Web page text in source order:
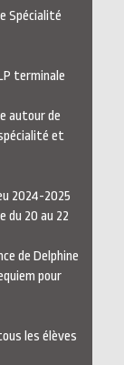
Spécialité
terminale
autour de
et
2024-2025
du 20 au 22
de Delphine
pour
les élèves